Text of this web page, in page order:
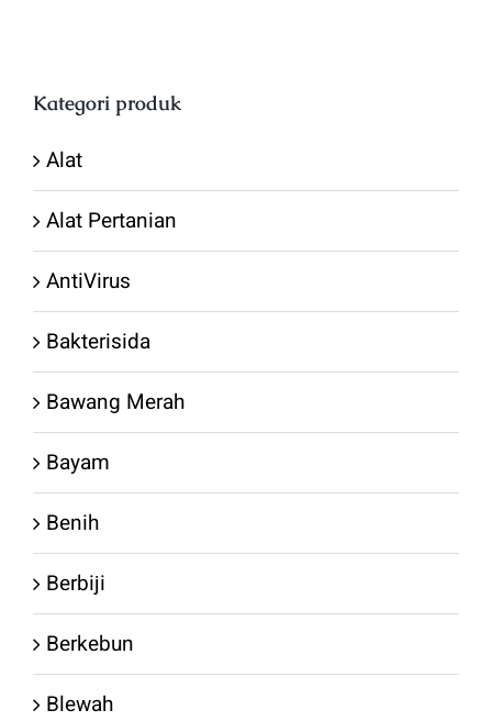
Kategori produk
Alat
Alat Pertanian
AntiVirus
Bakterisida
Bawang Merah
Bayam
Benih
Berbiji
Berkebun
Blewah